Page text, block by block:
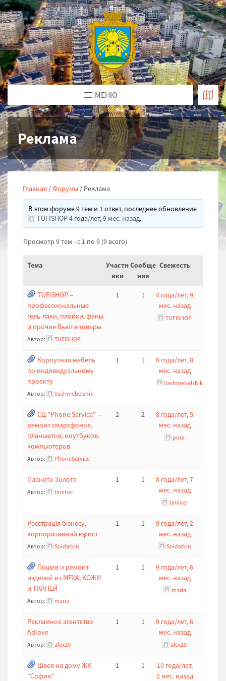
МЕНЮ
Реклама
Главная /Форумы / Реклама
В этом форуме 9 тем и 1 ответ, последнее обновление
TUFISHOP4 года/лет, 9 мес. назад.
Просмотр 9 тем - с 1 по 9 (9 всего)
Тема
Участн
ики
Сообще
ния
Свежесть
TUFISHOP –
профессиональные
гель-лаки, плойки, фены
и прочие бьюти-товары
Автор: TUFISHOP
1 1
4 года/лет, 9
мес. назад
TUFISHOP
Корпусная мебель
по индивидуальному
проекту
Автор: Vashmebelshik
1 1
6 года/лет, 8
мес. назад
Vashmebelshik
СЦ "Phone Service" —
ремонт смартфонов,
планшетов, ноутбуков,
компьютеров
Автор: PhoneService
2 2
8 года/лет, 5
мес. назад
pora
Планета Золота
Автор: timiner
1 1
8 года/лет, 7
мес. назад
timiner
Реєстрація бізнесу,
корпоративний юрист
Автор: Soldatkin
1 1
9 года/лет, 2
мес. назад
Soldatkin
Пошив и ремонт
изделий из МЕХА, КОЖИ
и ТКАНЕЙ
Автор: maria
1 1
9 года/лет, 6
мес. назад
maria
Рекламное агентство
Adlove
Автор: alex19
1 1
9 года/лет, 6
мес. назад
alex19
Швея на дому ЖК
"София"
1 1
10 года/лет,
2 мес. назад